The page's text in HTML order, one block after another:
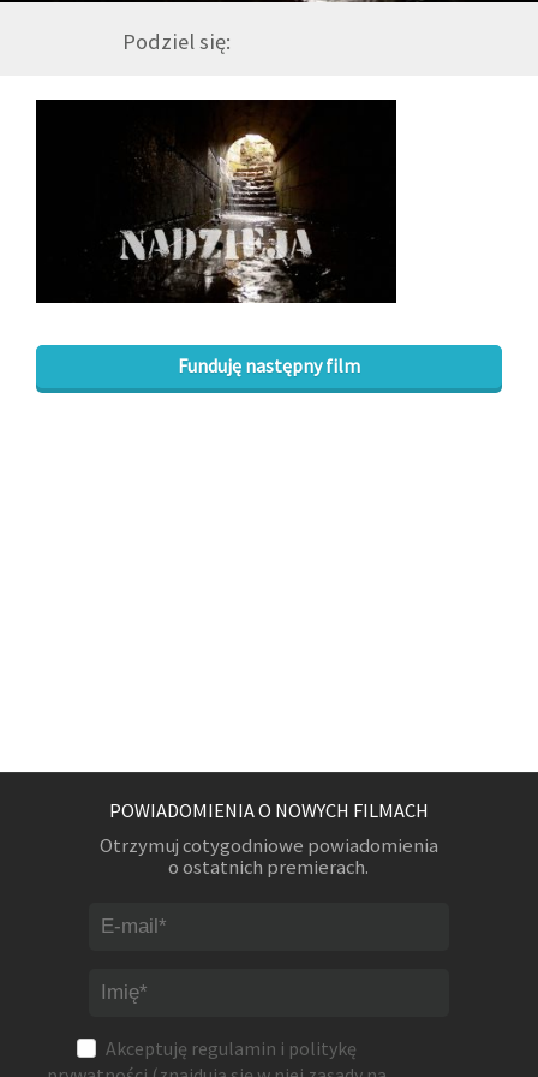
DRUŻYNA
WESPRZYJ NAS
PARTNERZY
NEWSLETTER
Podziel się:
Funduję następny film
POWIADOMIENIA O NOWYCH FILMACH
Otrzymuj cotygodniowe powiadomienia
o ostatnich premierach.
Akceptuję regulamin i politykę